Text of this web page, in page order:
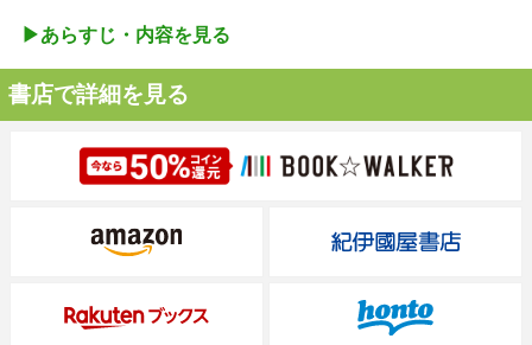
▶︎あらすじ・内容を見る
書店で詳細を見る